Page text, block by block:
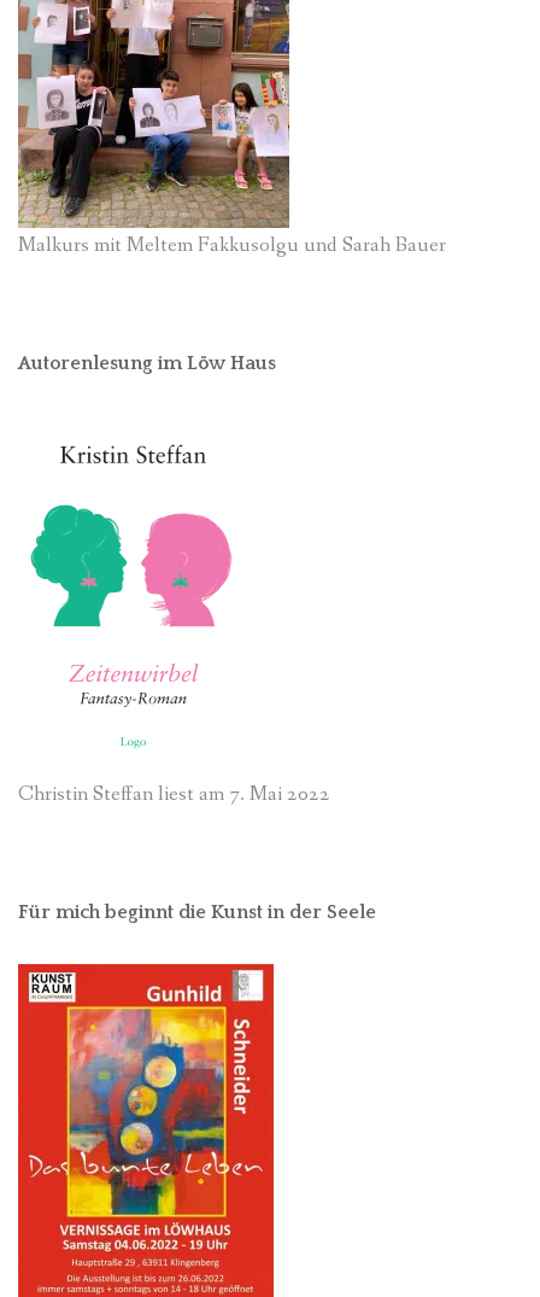
Malkurs mit Meltem Fakkusolgu und Sarah Bauer
Autorenlesung im Löw Haus
Christin Steffan liest am 7. Mai 2022
Für mich beginnt die Kunst in der Seele